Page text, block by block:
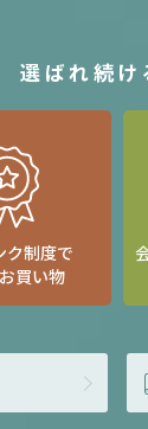
選ばれ続け
ク制度で
買い物